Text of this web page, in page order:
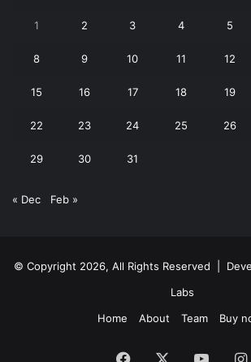
1 2 3 4 5
8 9 10 11 12
15 16 17 18 19
22 23 24 25 26
29 30 31
« Dec Feb »
© Copyright 2026, All Rights Reserved |
Labs
Home
About Team Buy